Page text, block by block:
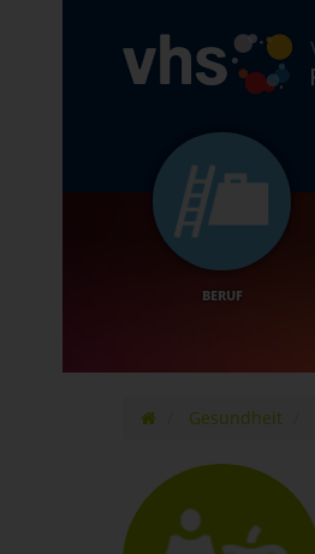
BERUF
Gesundheit